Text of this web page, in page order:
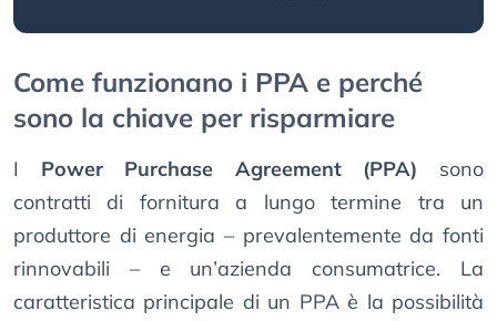
Come funzionano i PPA e perché
sono la chiave per risparmiare
I Power Purchase Agreement (PPA) sono
contratti di fornitura a lungo termine tra un
produttore di energia – prevalentemente da fonti
rinnovabili – e un’azienda consumatrice. La
caratteristica principale di un PPA è la possibilità